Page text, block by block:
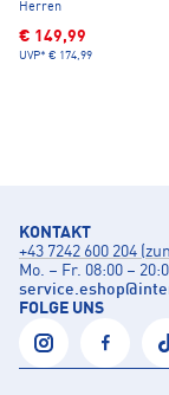
Herren
€ 149,99
UVP* € 174,99
KONTAKT
+43 7242 600 204
Mo. – Fr. 08:00 –
service.eshop@
FOLGE UNS